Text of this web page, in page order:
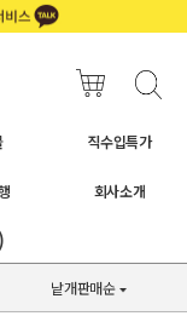
직수입특가
회사소개
낱개판매순